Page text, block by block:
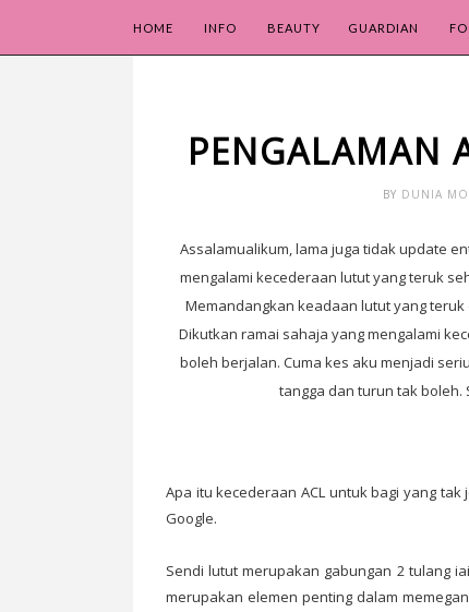
HOME INFO BEAUTY GUARDIAN
PENGALAMAN
BY DUNIA
Assalamualikum, lama juga tidak update
mengalami kecederaan lutut yang teruk
Memandangkan keadaan lutut yang
Dikutkan ramai sahaja yang mengalami
boleh berjalan. Cuma kes aku menjadi
tangga dan turun tak
Apa itu kecederaan ACL untuk bagi yang
Google.
Sendi lutut merupakan gabungan 2 tulang
merupakan elemen penting dalam